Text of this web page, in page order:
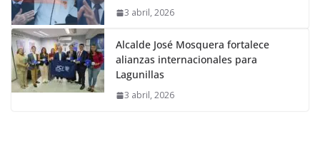
3 abril, 2026
Alcalde José Mosquera fortalece
alianzas internacionales para
Lagunillas
3 abril, 2026